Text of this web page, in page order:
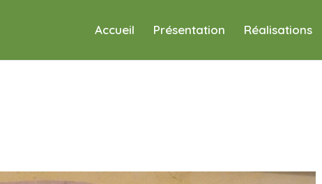
Accueil Présentation Réalisations